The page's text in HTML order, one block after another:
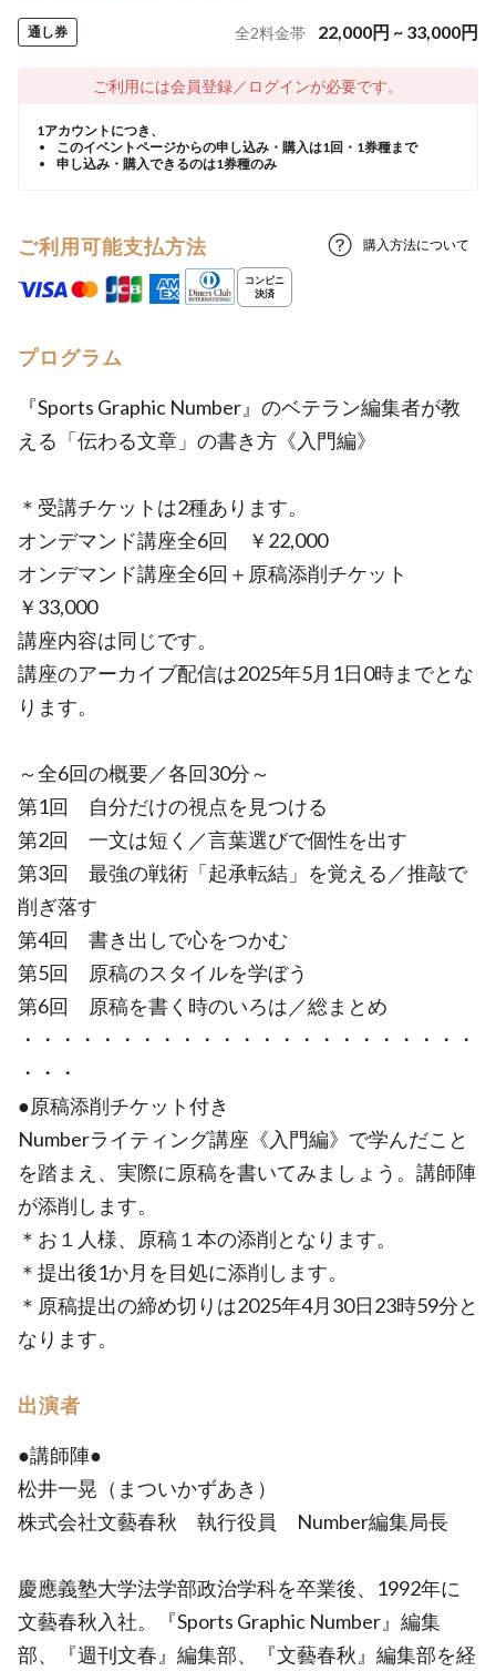
通し券 全2料金帯 22,000円 ~ 33,000円
ご利用には会員登録／ログインが必要です。
1アカウントにつき、
このイベントページからの申し込み・購入は1回・1券種まで
申し込み・購入できるのは1券種のみ
ご利用可能支払方法 購入方法について
プログラム
『Sports Graphic Number』のベテラン編集者が教
える「伝わる文章」の書き方《入門編》
＊受講チケットは2種あります。
オンデマンド講座全6回 ￥22,000
オンデマンド講座全6回＋原稿添削チケット
￥33,000
講座内容は同じです。
講座のアーカイブ配信は2025年5月1日0時までとな
ります。
～全6回の概要／各回30分～
第1回 自分だけの視点を見つける
第2回 一文は短く／言葉選びで個性を出す
第3回 最強の戦術「起承転結」を覚える／推敲で
削ぎ落す
第4回 書き出しで心をつかむ
第5回 原稿のスタイルを学ぼう
第6回 原稿を書く時のいろは／総まとめ
・・・・・・・・・・・・・・・・・・・・・・・
・・・
●原稿添削チケット付き
Numberライティング講座《入門編》で学んだこと
を踏まえ、実際に原稿を書いてみましょう。講師陣
が添削します。
＊お１人様、原稿１本の添削となります。
＊提出後1か月を目処に添削します。
＊原稿提出の締め切りは2025年4月30日23時59分と
なります。
出演者
●講師陣●
松井一晃（まついかずあき）
株式会社文藝春秋 執行役員 Number編集局長
慶應義塾大学法学部政治学科を卒業後、1992年に
文藝春秋入社。『Sports Graphic Number』編集
部、『週刊文春』編集部、『文藝春秋』編集部を経